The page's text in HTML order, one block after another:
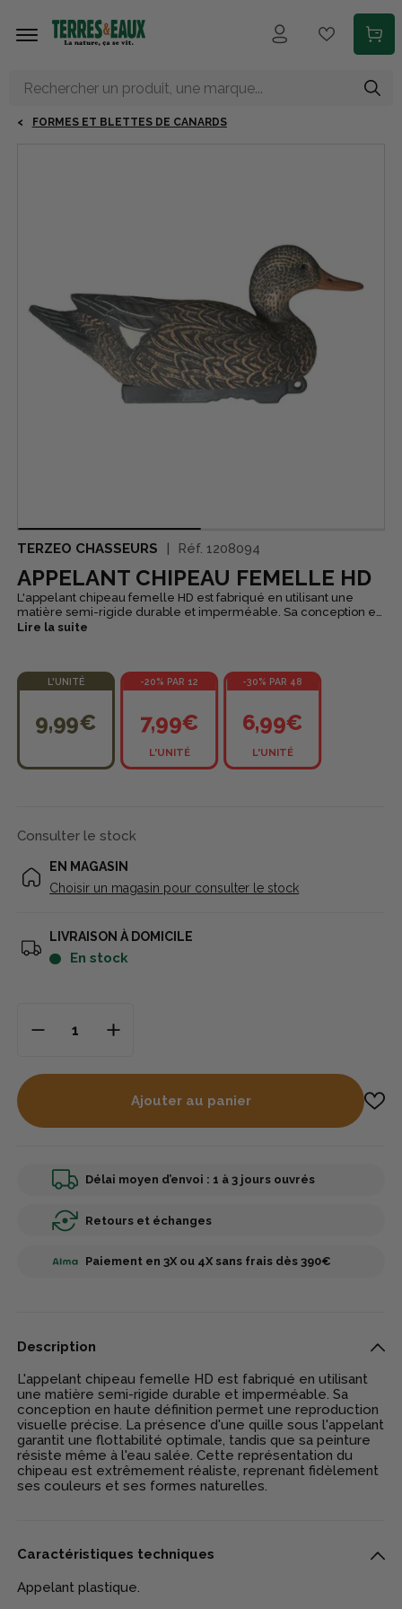
FORMES ET BLETTES DE CANARDS
TERZEO CHASSEURS Réf. 1208094
APPELANT CHIPEAU FEMELLE HD
L'appelant chipeau femelle HD est fabriqué en utilisant une
matière semi-rigide durable et imperméable. Sa conception en
haute définition permet une reproduction visuelle précise. La
Cette représentation du chipeau est extrêmement réaliste,
reprenant fidèlement ses couleurs et ses formes naturelles.
Lire la suite
L'UNITÉ
9,99€
-20% PAR 12
7,99€
L'UNITÉ
-30% PAR 48
6,99€
L'UNITÉ
Consulter le stock
EN MAGASIN
Choisir un magasin pour consulter le stock
LIVRAISON À DOMICILE
en stock
Ajouter au panier
Délai moyen d’envoi : 1 à 3 jours ouvrés
Retours et échanges
Paiement en 3X ou 4X sans frais dès 390€
Description
L'appelant chipeau femelle HD est fabriqué en utilisant
une matière semi-rigide durable et imperméable. Sa
conception en haute définition permet une reproduction
visuelle précise. La présence d'une quille sous l'appelant
garantit une flottabilité optimale, tandis que sa peinture
résiste même à l'eau salée. Cette représentation du
chipeau est extrêmement réaliste, reprenant fidèlement
ses couleurs et ses formes naturelles.
Caractéristiques techniques
Appelant plastique.